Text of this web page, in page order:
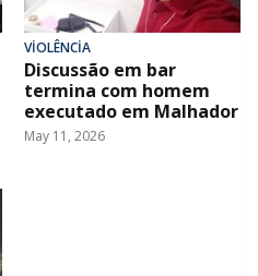
VİOLÊNCİA
Discussão em bar
termina com homem
executado em Malhador
May 11, 2026